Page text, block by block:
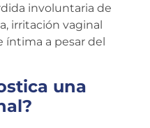
involuntaria de
irritación vaginal
íntima a pesar del
una